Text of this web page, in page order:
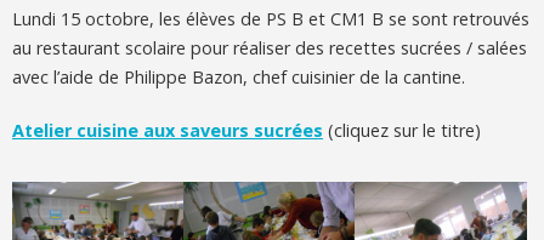
Lundi 15 octobre, les élèves de PS B et CM1 B se sont retrouvés
au restaurant scolaire pour réaliser des recettes sucrées / salées
avec l’aide de Philippe Bazon, chef cuisinier de la cantine.
Atelier cuisine aux saveurs sucrées (cliquez sur le titre)